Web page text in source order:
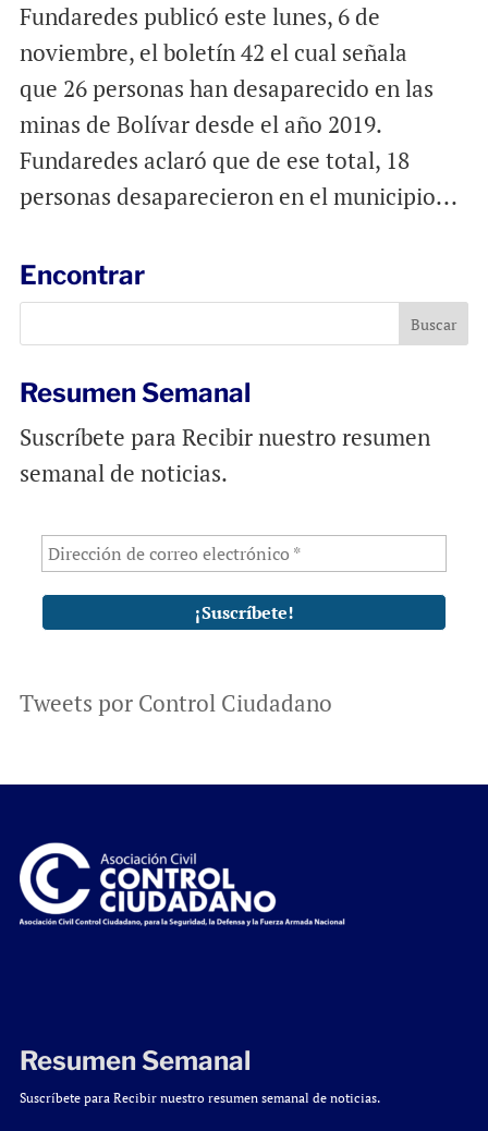
Fundaredes publicó este lunes, 6 de
noviembre, el boletín 42 el cual señala
que 26 personas han desaparecido en las
minas de Bolívar desde el año 2019.
Fundaredes aclaró que de ese total, 18
personas desaparecieron en el municipio...
Encontrar
Resumen Semanal
Suscríbete para Recibir nuestro resumen
semanal de noticias.
Tweets por Control Ciudadano
Resumen Semanal
Suscríbete para Recibir nuestro resumen semanal de noticias.